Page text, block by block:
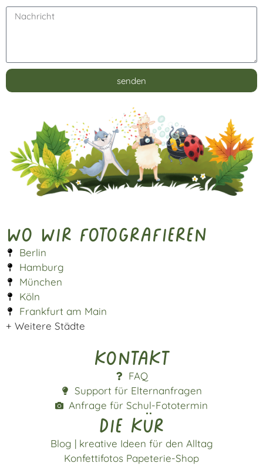
senden
Wo wir fotografieren
Berlin
Hamburg
München
Köln
Frankfurt am Main
+ Weitere Städte
Kontakt
FAQ
Support für Elternanfragen
Anfrage für Schul-Fototermin
die kür
Blog | kreative Ideen für den Alltag
Konfettifotos Papeterie-Shop